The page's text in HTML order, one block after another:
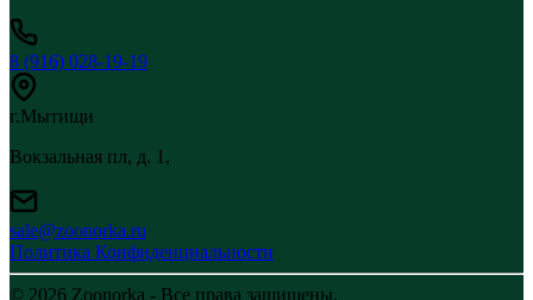
8 (916) 028-19-19
г.Мытищи
Вокзальная пл, д. 1,
sale@zoonorka.ru
Политика Конфиденциальности
© 2026 Zoonorka - Все права защищены.